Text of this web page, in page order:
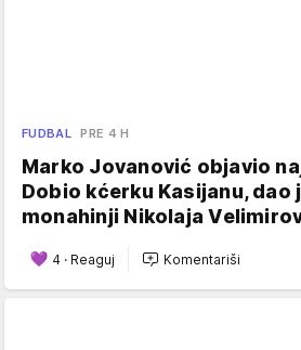
FUDBAL PRE 4 H
Marko Jovanović objavio
Dobio kćerku Kasijanu, dao
monahinji Nikolaja
4 · Reaguj Komentariši